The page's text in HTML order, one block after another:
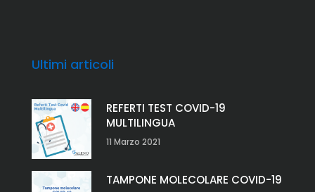
Ultimi articoli
REFERTI TEST COVID-19
MULTILINGUA
11 Marzo 2021
TAMPONE MOLECOLARE COVID-19